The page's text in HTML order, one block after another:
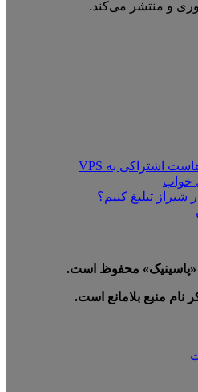
و منتشر می‌کند.
«پاسینیک» محفوظ است.
نام منبع بلامانع است.